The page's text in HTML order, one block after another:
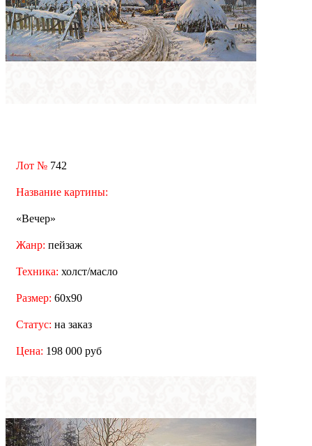
Лот № 742
Название картины:
«Вечер»
Жанр: пейзаж
Техника: холст/масло
Размер: 60x90
Статус: на заказ
Цена: 198 000 руб